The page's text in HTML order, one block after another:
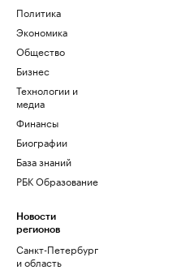
Политика
Экономика
Общество
Бизнес
Технологии и
медиа
Финансы
Биографии
База знаний
РБК Образование
Новости
регионов
Санкт-Петербург
и область